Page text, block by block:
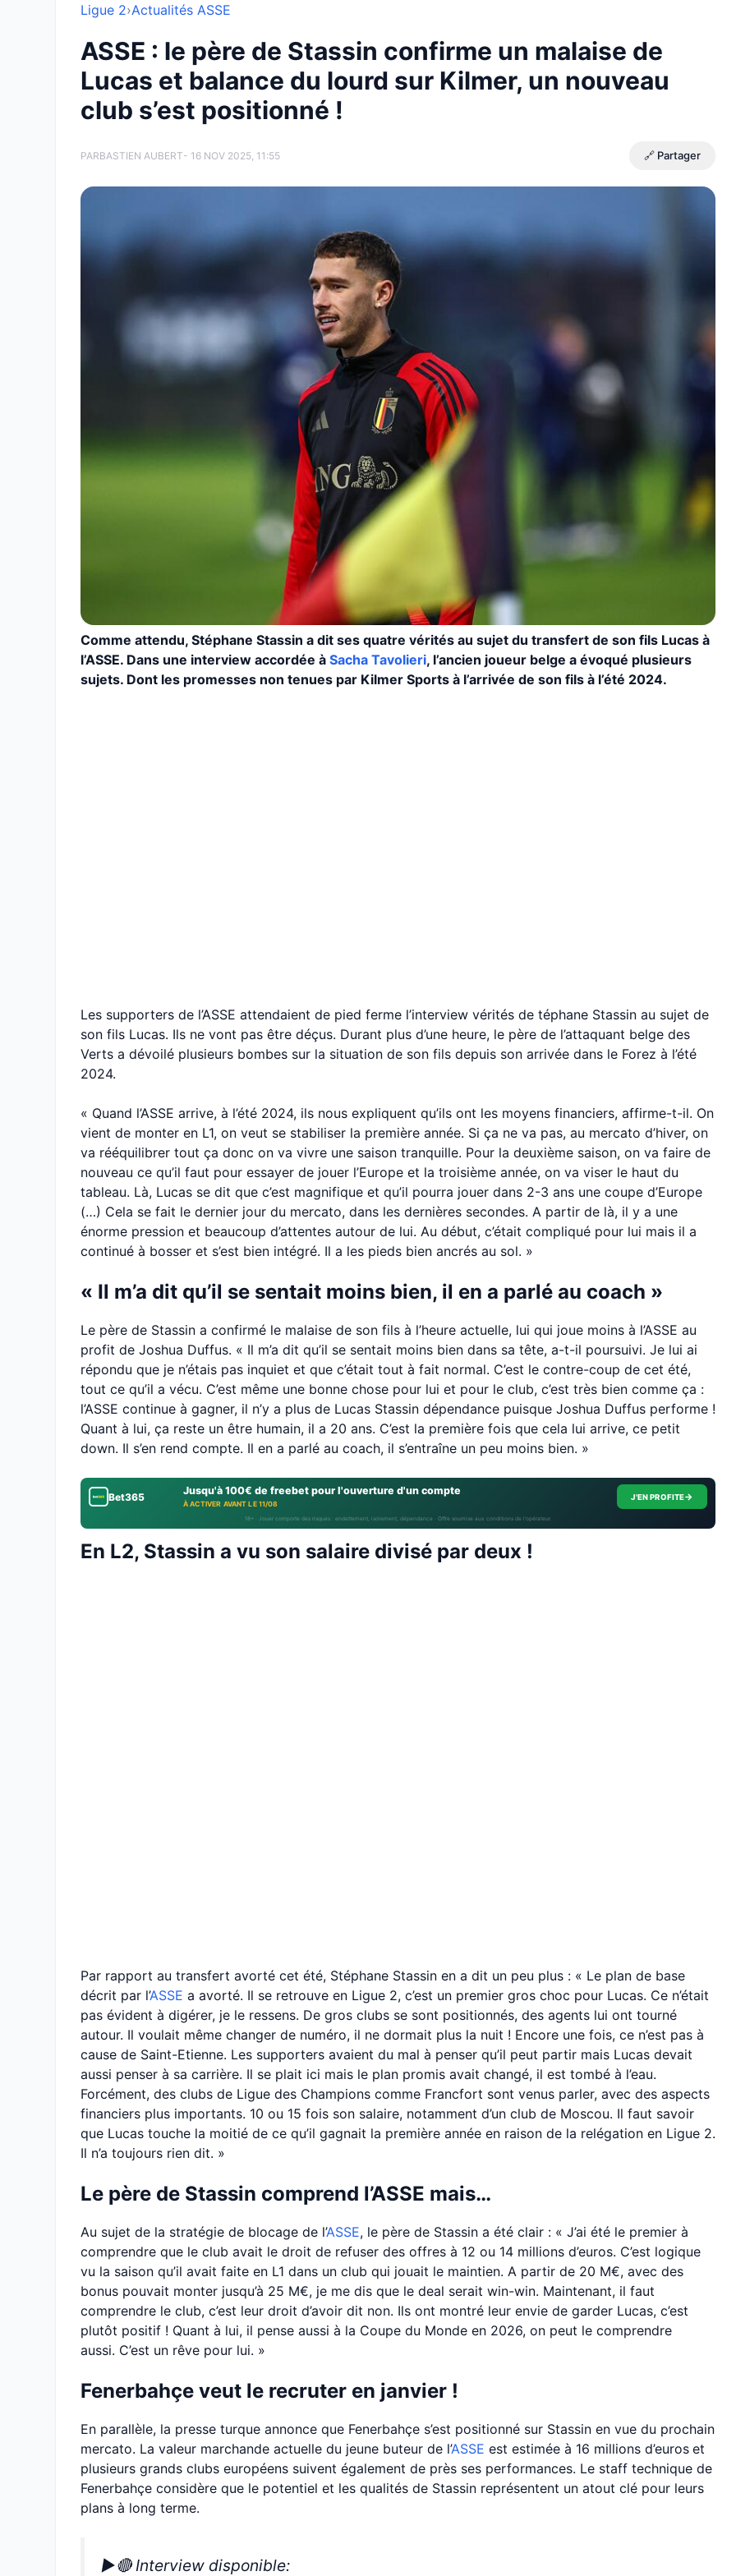
Ligue 2›Actualités ASSE
ASSE : le père de Stassin confirme un malaise de
Lucas et balance du lourd sur Kilmer, un nouveau
club s’est positionné !
PARBASTIEN AUBERT- 16 NOV 2025, 11:55 🔗 Partager
Comme attendu, Stéphane Stassin a dit ses quatre vérités au sujet du transfert de son fils Lucas à
l’ASSE. Dans une interview accordée à Sacha Tavolieri, l’ancien joueur belge a évoqué plusieurs
sujets. Dont les promesses non tenues par Kilmer Sports à l’arrivée de son fils à l’été 2024.
Les supporters de l’ASSE attendaient de pied ferme l’interview vérités de téphane Stassin au sujet de
son fils Lucas. Ils ne vont pas être déçus. Durant plus d’une heure, le père de l’attaquant belge des
Verts a dévoilé plusieurs bombes sur la situation de son fils depuis son arrivée dans le Forez à l’été
2024.
« Quand l’ASSE arrive, à l’été 2024, ils nous expliquent qu’ils ont les moyens financiers, affirme-t-il. On
vient de monter en L1, on veut se stabiliser la première année. Si ça ne va pas, au mercato d’hiver, on
va rééquilibrer tout ça donc on va vivre une saison tranquille. Pour la deuxième saison, on va faire de
nouveau ce qu’il faut pour essayer de jouer l’Europe et la troisième année, on va viser le haut du
tableau. Là, Lucas se dit que c’est magnifique et qu’il pourra jouer dans 2-3 ans une coupe d’Europe
(…) Cela se fait le dernier jour du mercato, dans les dernières secondes. A partir de là, il y a une
énorme pression et beaucoup d’attentes autour de lui. Au début, c’était compliqué pour lui mais il a
continué à bosser et s’est bien intégré. Il a les pieds bien ancrés au sol. »
« Il m’a dit qu’il se sentait moins bien, il en a parlé au coach »
Le père de Stassin a confirmé le malaise de son fils à l’heure actuelle, lui qui joue moins à l’ASSE au
profit de Joshua Duffus. « Il m’a dit qu’il se sentait moins bien dans sa tête, a-t-il poursuivi. Je lui ai
répondu que je n’étais pas inquiet et que c’était tout à fait normal. C’est le contre-coup de cet été,
tout ce qu’il a vécu. C’est même une bonne chose pour lui et pour le club, c’est très bien comme ça :
l’ASSE continue à gagner, il n’y a plus de Lucas Stassin dépendance puisque Joshua Duffus performe !
Quant à lui, ça reste un être humain, il a 20 ans. C’est la première fois que cela lui arrive, ce petit
down. Il s’en rend compte. Il en a parlé au coach, il s’entraîne un peu moins bien. »
Bet365 Jusqu'à 100€ de freebet pour l'ouverture d'un compte
À ACTIVER AVANT LE 11/08
J'EN PROFITE→
18+ · Jouer comporte des risques : endettement, isolement, dépendance · Offre soumise aux conditions de l’opérateur.
En L2, Stassin a vu son salaire divisé par deux !
Par rapport au transfert avorté cet été, Stéphane Stassin en a dit un peu plus : « Le plan de base
décrit par l’ASSE a avorté. Il se retrouve en Ligue 2, c’est un premier gros choc pour Lucas. Ce n’était
pas évident à digérer, je le ressens. De gros clubs se sont positionnés, des agents lui ont tourné
autour. Il voulait même changer de numéro, il ne dormait plus la nuit ! Encore une fois, ce n’est pas à
cause de Saint-Etienne. Les supporters avaient du mal à penser qu’il peut partir mais Lucas devait
aussi penser à sa carrière. Il se plait ici mais le plan promis avait changé, il est tombé à l’eau.
Forcément, des clubs de Ligue des Champions comme Francfort sont venus parler, avec des aspects
financiers plus importants. 10 ou 15 fois son salaire, notamment d’un club de Moscou. Il faut savoir
que Lucas touche la moitié de ce qu’il gagnait la première année en raison de la relégation en Ligue 2.
Il n’a toujours rien dit. »
Le père de Stassin comprend l’ASSE mais…
Au sujet de la stratégie de blocage de l’ASSE, le père de Stassin a été clair : « J’ai été le premier à
comprendre que le club avait le droit de refuser des offres à 12 ou 14 millions d’euros. C’est logique
vu la saison qu’il avait faite en L1 dans un club qui jouait le maintien. A partir de 20 M€, avec des
bonus pouvait monter jusqu’à 25 M€, je me dis que le deal serait win-win. Maintenant, il faut
comprendre le club, c’est leur droit d’avoir dit non. Ils ont montré leur envie de garder Lucas, c’est
plutôt positif ! Quant à lui, il pense aussi à la Coupe du Monde en 2026, on peut le comprendre
aussi. C’est un rêve pour lui. »
Fenerbahçe veut le recruter en janvier !
En parallèle, la presse turque annonce que Fenerbahçe s’est positionné sur Stassin en vue du prochain
mercato. La valeur marchande actuelle du jeune buteur de l’ASSE est estimée à 16 millions d’euros et
plusieurs grands clubs européens suivent également de près ses performances. Le staff technique de
Fenerbahçe considère que le potentiel et les qualités de Stassin représentent un atout clé pour leurs
plans à long terme.
▶️🔴 Interview disponible: